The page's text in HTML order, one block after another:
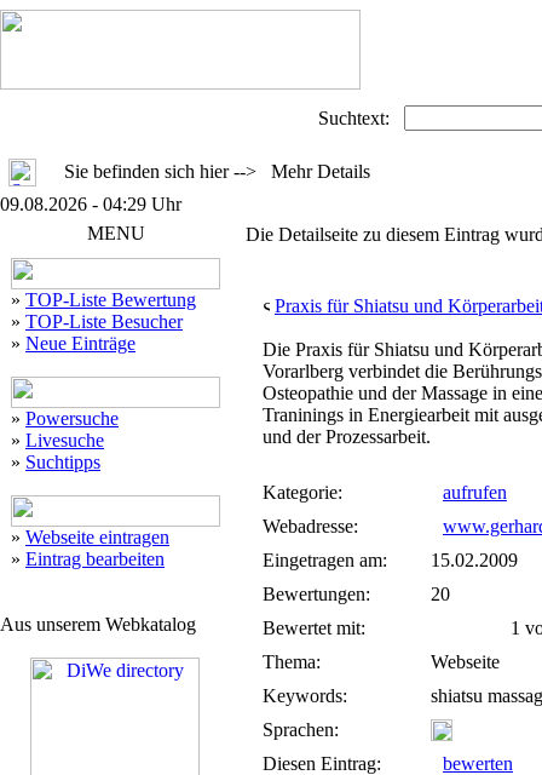
Suchtext:
Sie befinden sich hier --> Mehr Details
09.08.2026 - 04:29 Uhr
MENU
» TOP-Liste Bewertung
» TOP-Liste Besucher
» Neue Einträge
» Powersuche
» Livesuche
» Suchtipps
» Webseite eintragen
» Eintrag bearbeiten
Aus unserem Webkatalog
Die Detailseite zu diesem Eintrag
Praxis für Shiatsu und
Die Praxis für Shiatsu und
Vorarlberg verbindet die
Osteopathie und der Massage in
Traninings in Energiearbeit mit
und der Prozessarbeit.
Kategorie:
aufrufen
Webadresse:
Eingetragen am:
15.02.2009
Bewertungen:
20
Bewertet mit:
1
Thema:
Webseite
Keywords:
shiatsu
Sprachen:
Diesen Eintrag:
bewerten